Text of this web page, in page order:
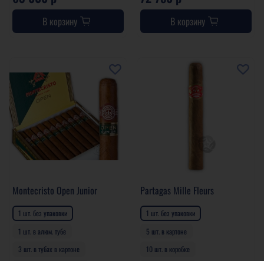
В корзину В корзину
Montecristo Open Junior
1 шт. без упаковки
1 шт. в алюм. тубе
3 шт. в тубах в картоне
Partagas Mille Fleurs
1 шт. без упаковки
5 шт. в картоне
10 шт. в коробке